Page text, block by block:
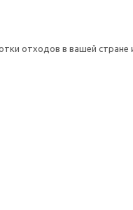
отходов в вашей стране